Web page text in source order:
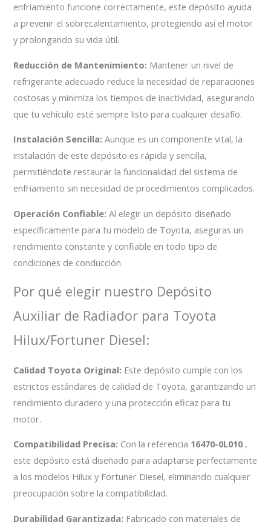
enfriamiento funcione correctamente, este depósito ayuda
a prevenir el sobrecalentamiento, protegiendo así el motor
y prolongando su vida útil.
Reducción de Mantenimiento: Mantener un nivel de
refrigerante adecuado reduce la necesidad de reparaciones
costosas y minimiza los tiempos de inactividad, asegurando
que tu vehículo esté siempre listo para cualquier desafío.
Instalación Sencilla: Aunque es un componente vital, la
instalación de este depósito es rápida y sencilla,
permitiéndote restaurar la funcionalidad del sistema de
enfriamiento sin necesidad de procedimientos complicados.
Operación Confiable: Al elegir un depósito diseñado
específicamente para tu modelo de Toyota, aseguras un
rendimiento constante y confiable en todo tipo de
condiciones de conducción.
Por qué elegir nuestro Depósito
Auxiliar de Radiador para Toyota
Hilux/Fortuner Diesel:
Calidad Toyota Original: Este depósito cumple con los
estrictos estándares de calidad de Toyota, garantizando un
rendimiento duradero y una protección eficaz para tu
motor.
Compatibilidad Precisa: Con la referencia 16470-0L010,
este depósito está diseñado para adaptarse perfectamente
a los modelos Hilux y Fortuner Diesel, eliminando cualquier
preocupación sobre la compatibilidad.
Durabilidad Garantizada: Fabricado con materiales de